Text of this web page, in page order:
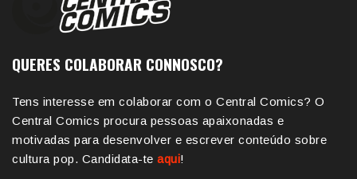
QUERES COLABORAR CONNOSCO?
Tens interesse em colaborar com o Central Comics? O
Central Comics procura pessoas apaixonadas e
motivadas para desenvolver e escrever conteúdo sobre
cultura pop. Candidata-te aqui!